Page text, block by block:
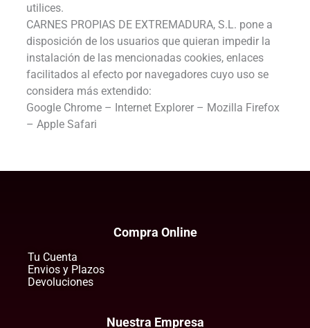
utilices.
CARNES PROPIAS DE EXTREMADURA, S.L. pone a
disposición de los usuarios que quieran impedir la
instalación de las mencionadas cookies, enlaces
facilitados al efecto por navegadores cuyo uso se
considera más extendido:
Google Chrome – Internet Explorer – Mozilla Firefox
– Apple Safari
Compra Online
Tu Cuenta
Envios y Plazos
Devoluciones
Nuestra Empresa